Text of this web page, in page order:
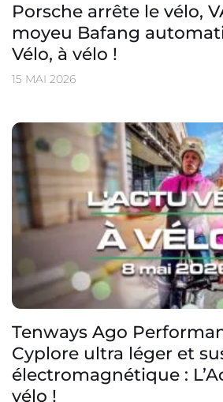
Porsche arrête le vélo,
moyeu Bafang
Vélo, à vélo !
15 MAI 2026
Tenways Ago
Cyplore ultra léger et
électromagnétique :
vélo !